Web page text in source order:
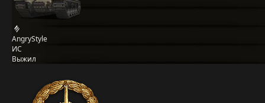
AngryStyle
ИС
Выжил